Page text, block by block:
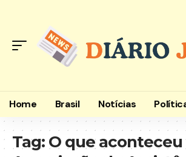
Home Brasil Notícias
Tag: O que